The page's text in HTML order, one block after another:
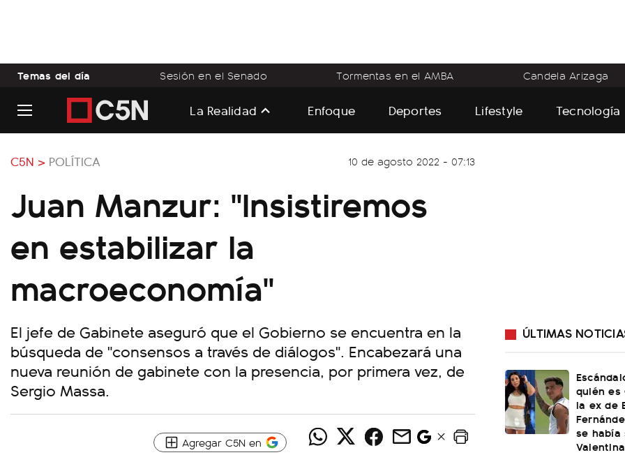
Temas del día Sesión en el Senado Tormentas en el AMBA Candela Arizaga
La Realidad Enfoque Deportes Lifestyle Tecnología
C5N > POLÍTICA 10 de agosto 2022 - 07:13
Juan Manzur: "Insistiremos
en estabilizar la
macroeconomía"
El jefe de Gabinete aseguró que el Gobierno se encuentra en la
búsqueda de "consensos a través de diálogos". Encabezará una
nueva reunión de gabinete con la presencia, por primera vez, de
Sergio Massa.
Agregar C5N en
ÚLTIMAS
quién es
la ex de
se había